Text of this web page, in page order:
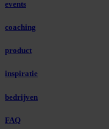
events
coaching
product
inspiratie
bedrijven
FAQ